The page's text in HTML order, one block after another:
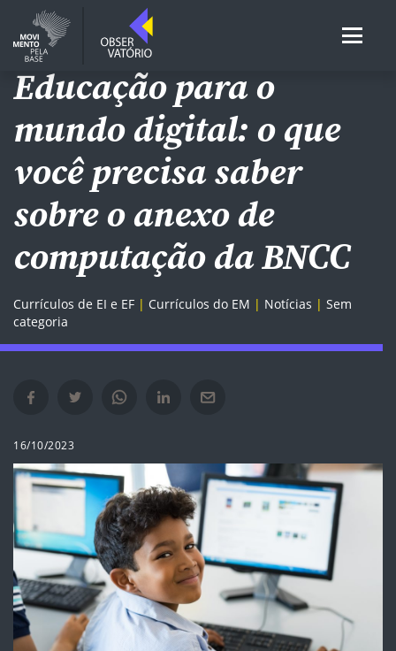
REDES DE EI E EF
Educação para o
mundo digital: o que
você precisa saber
sobre o anexo de
computação da BNCC
Currículos de EI e EF Currículos do EM Notícias
Sem
categoria
Compartilhar no Facebook em nova janela
Compartilhar no Twitter em nova janela
Compartilhar no Whatsapp em nova janela
Compartilhar no Linkedin em nova janela
Compartilhar por e-mail em nova janela
16/10/2023